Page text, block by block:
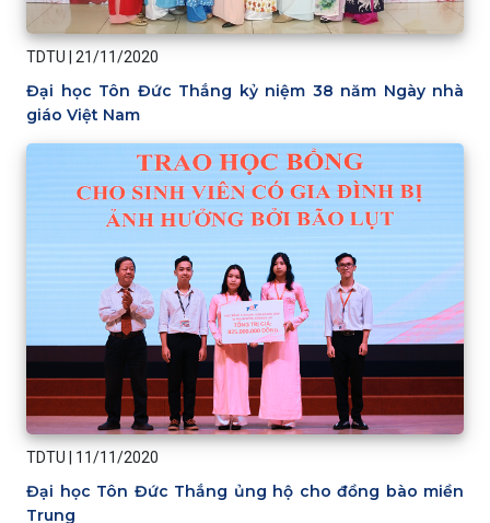
TDTU 21/11/2020
Đại học Tôn Đức Thắng kỷ niệm 38 năm Ngày nhà
giáo Việt Nam
TDTU 11/11/2020
Đại học Tôn Đức Thắng ủng hộ cho đồng bào miền
Trung